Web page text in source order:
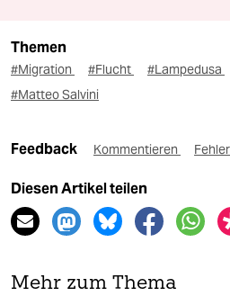
Themen
#Migration #Flucht #Lampedusa
#Matteo Salvini
Feedback Kommentieren
Diesen Artikel teilen
Mehr zum Thema